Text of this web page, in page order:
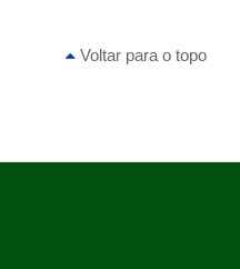
Voltar para o topo